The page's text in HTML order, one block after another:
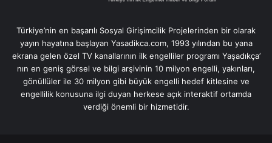
Türkiye’nin en başarılı Sosyal Girişimcilik Projelerinden bir olarak
yayın hayatına başlayan Yasadikca.com, 1993 yılından bu yana
ekrana gelen özel TV kanallarının ilk engelliler programı Yaşadıkça’
nın en geniş görsel ve bilgi arşivinin 10 milyon engelli, yakınları,
gönüllüler ile 30 milyon gibi büyük engelli hedef kitlesine ve
engellilik konusuna ilgi duyan herkese açık interaktif ortamda
verdiği önemli bir hizmetidir.